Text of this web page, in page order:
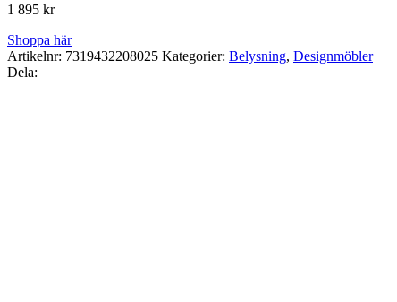
1 895 kr
Shoppa här
Artikelnr: 7319432208025 Kategorier: Belysning, Designmöbler
Dela: